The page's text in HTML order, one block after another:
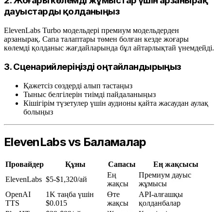
дауыстарды қолданыңыз
ElevenLabs Turbo модельдері премиум модельдерден
арзанырақ. Сапа талаптары төмен болған кезде жоғары
көлемді қолданыс жағдайларында бұл айтарлықтай үнемдейді.
3. Сценарийлеріңізді оңтайландырыңыз
Қажетсіз сөздерді алып тастаңыз
Тыныс белгілерін тиімді пайдаланыңыз
Кішігірім түзетулер үшін аудионы қайта жасаудан аулақ
болыңыз
ElevenLabs vs Баламалар
Провайдер Құны Сапасы
Ең жақсысы
ElevenLabs $5-$1,320/ай
Ең
жақсы
Премиум дауыс
жұмысы
OpenAI
TTS
1K таңба үшін
$0.015
Өте
жақсы
API-алғашқы
қолданбалар